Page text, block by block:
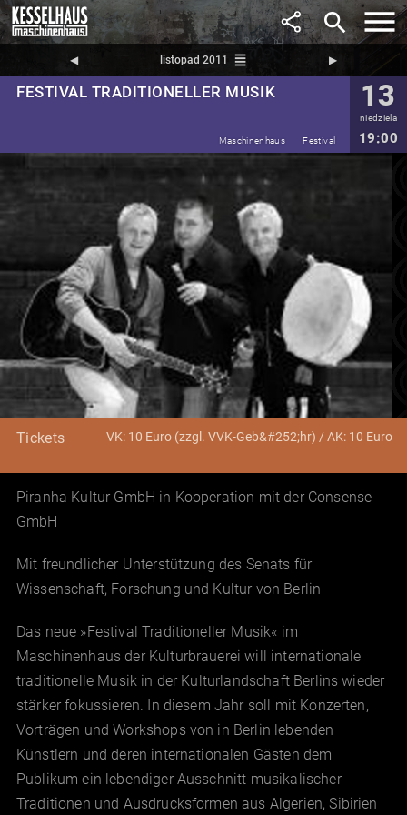
search
◀︎ listopad 2011 reorder ▶︎
FESTIVAL TRADITIONELLER MUSIK 13
niedziela
19:00
Maschinenhaus Festival
Tickets VK: 10 Euro (zzgl. VVK-Geb&#252;hr) / AK: 10 Euro
Piranha Kultur GmbH in Kooperation mit der Consense
GmbH
Mit freundlicher Unterstützung des Senats für
Wissenschaft, Forschung und Kultur von Berlin
Das neue »Festival Traditioneller Musik« im
Maschinenhaus der Kulturbrauerei will internationale
traditionelle Musik in der Kulturlandschaft Berlins wieder
stärker fokussieren. In diesem Jahr soll mit Konzerten,
Vorträgen und Workshops von in Berlin lebenden
Künstlern und deren internationalen Gästen dem
Publikum ein lebendiger Ausschnitt musikalischer
Traditionen und Ausdrucksformen aus Algerien, Sibirien